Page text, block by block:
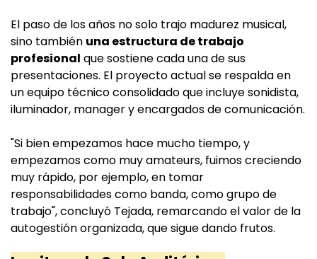
El paso de los años no solo trajo madurez musical,
sino también una estructura de trabajo
profesional que sostiene cada una de sus
presentaciones. El proyecto actual se respalda en
un equipo técnico consolidado que incluye sonidista,
iluminador, manager y encargados de comunicación.
"Si bien empezamos hace mucho tiempo, y
empezamos como muy amateurs, fuimos creciendo
muy rápido, por ejemplo, en tomar
responsabilidades como banda, como grupo de
trabajo", concluyó Tejada, remarcando el valor de la
autogestión organizada, que sigue dando frutos.